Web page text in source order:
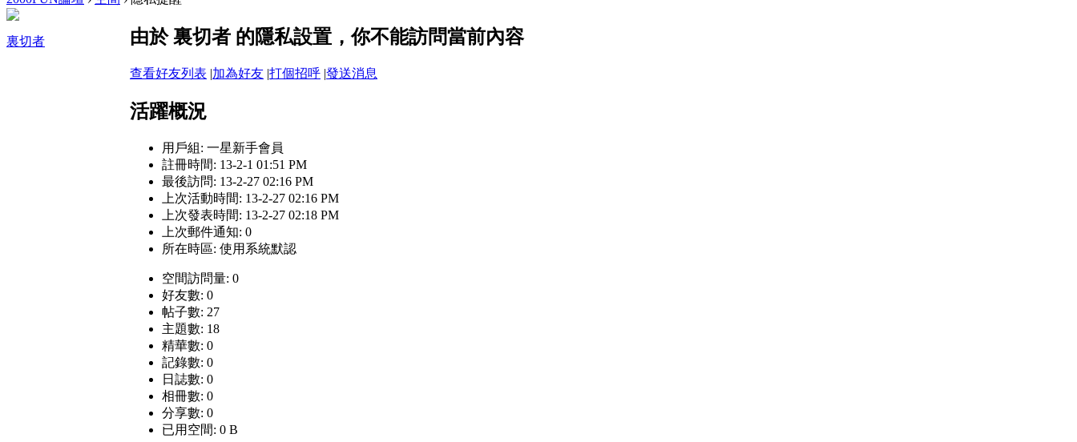
裏切者 由於 裏切者 的隱私設置，你不能訪問當前內容
查看好友列表 |加為好友 |打個招呼 |發送消息
活躍概況
用戶組: 一星新手會員
註冊時間: 13-2-1 01:51 PM
最後訪問: 13-2-27 02:16 PM
上次活動時間: 13-2-27 02:16 PM
上次發表時間: 13-2-27 02:18 PM
上次郵件通知: 0
所在時區: 使用系統默認
空間訪問量: 0
好友數: 0
帖子數: 27
主題數: 18
精華數: 0
記錄數: 0
日誌數: 0
相冊數: 0
分享數: 0
已用空間: 0 B